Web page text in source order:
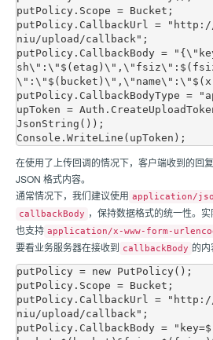
putPolicy.Scope = Bucket;
putPolicy.CallbackUrl = "http://
niu/upload/callback";
putPolicy.CallbackBody =
putPolicy.CallbackBodyType =
upToken =
JsonString());
在使用了上传回调的情况下，客户端收到的回
JSON 格式内容。
通常情况下，我们建议使用 application/
callbackBody ，保持数据格式的统一性。实
也支持 application/x-www-form-
要看业务服务器在接收到 callbackBody 的内
putPolicy = new PutPolicy();
putPolicy.Scope = Bucket;
putPolicy.CallbackUrl = "http://
niu/upload/callback";
putPolicy.CallbackBody =